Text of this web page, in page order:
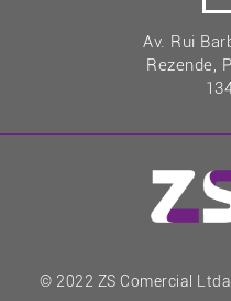
Av. Rui
Rezende,
© 2022 ZS Comercial